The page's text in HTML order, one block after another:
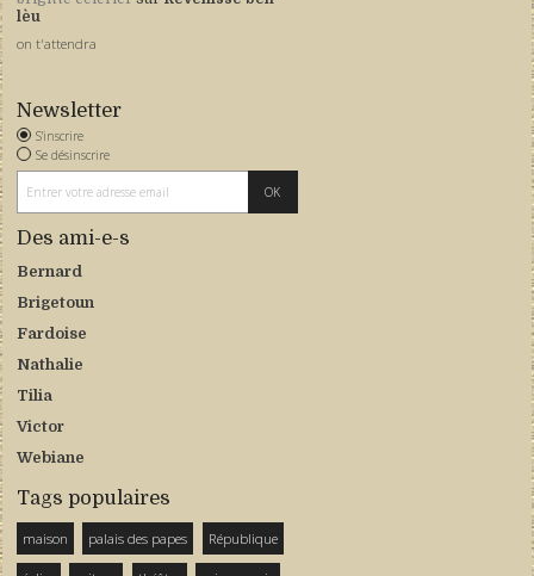
lèu
on t'attendra
Newsletter
S'inscrire
Se désinscrire
Des ami-e-s
Bernard
Brigetoun
Fardoise
Nathalie
Tilia
Victor
Webiane
Tags populaires
maison palais des papes République